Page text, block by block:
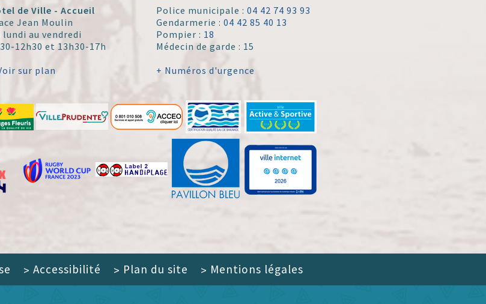
de Ville - Accueil
Jean Moulin
lundi au vendredi
12h30 et 13h30-17h
sur plan
Police municipale :04 42 74 93 93
Gendarmerie :04 42 85 40 13
Pompier : 18
Médecin de garde : 15
+ Numéros d'urgence
> Accessibilité > Plan du site > Mentions légales